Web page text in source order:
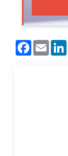
Facebook
Email